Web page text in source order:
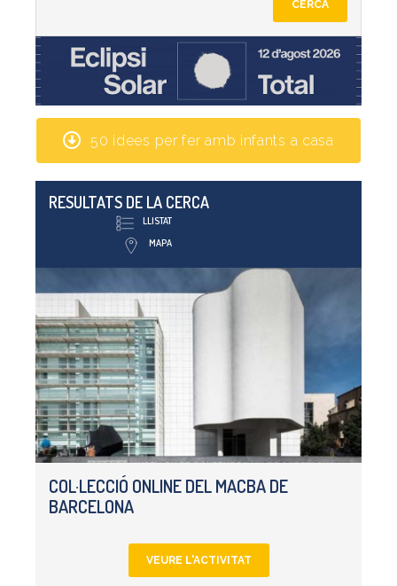
CERCA
50 idees per fer amb infants a casa
RESULTATS DE LA CERCA
LLISTAT
MAPA
COL·LECCIÓ ONLINE DEL MACBA DE
BARCELONA
VEURE L'ACTIVITAT